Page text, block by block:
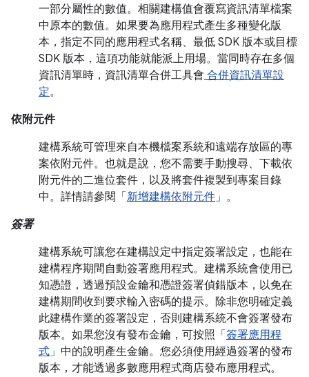
一部分屬性的數值。相關建構值會覆寫資訊清單檔案
中原本的數值。如果要為應用程式產生多種變化版
本，指定不同的應用程式名稱、最低 SDK 版本或目標
SDK 版本，這項功能就能派上用場。當同時存在多個
資訊清單時，資訊清單合併工具會 合併資訊清單設
定。
依附元件
建構系統可管理來自本機檔案系統和遠端存放區的專
案依附元件。也就是說，您不需要手動搜尋、下載依
附元件的二進位套件，以及將套件複製到專案目錄
中。詳情請參閱「 新增建構依附元件」。
簽署
建構系統可讓您在建構設定中指定簽署設定，也能在
建構程序期間自動簽署應用程式。建構系統會使用已
知憑證，透過預設金鑰和憑證簽署偵錯版本，以免在
建構期間收到要求輸入密碼的提示。除非您明確定義
此建構作業的簽署設定，否則建構系統不會簽署發布
版本。如果您沒有發布金鑰，可按照「 簽署應用程
式」中的說明產生金鑰。您必須使用經過簽署的發布
版本，才能透過多數應用程式商店發布應用程式。